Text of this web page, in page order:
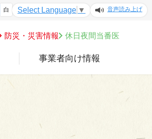
防災・災害情報 休日夜間当番医
事業者向け情報
白 Select Language ▼ 音声読み上げ